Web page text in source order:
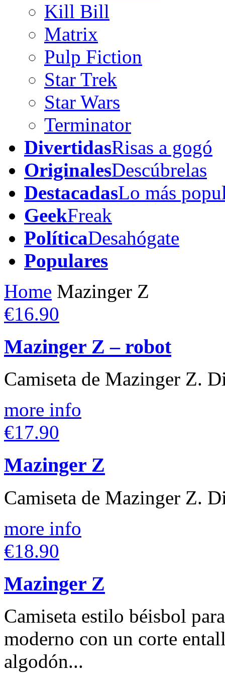
Kill Bill
Matrix
Pulp Fiction
Star Trek
Star Wars
Terminator
DivertidasRisas a gogó
OriginalesDescúbrelas
DestacadasLo más
GeekFreak
PolíticaDesahógate
Populares
Home Mazinger Z
€16.90
Mazinger Z – robot
Camiseta de Mazinger Z.
more info
€17.90
Mazinger Z
Camiseta de Mazinger Z.
more info
€18.90
Mazinger Z
Camiseta estilo béisbol
moderno con un corte
algodón...